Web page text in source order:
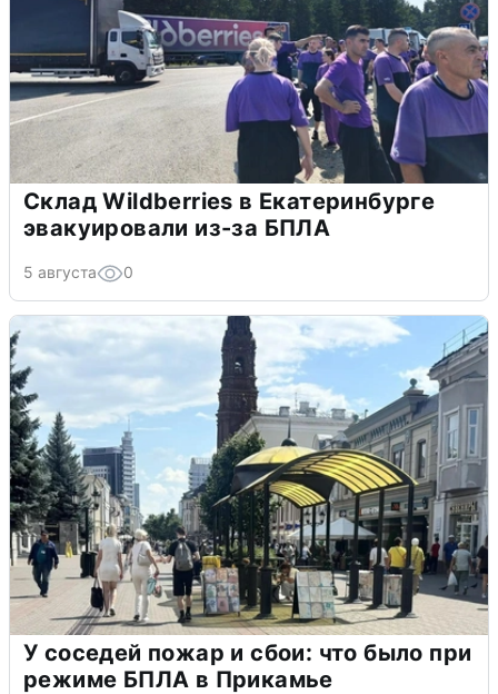
Склад Wildberries в Екатеринбурге
эвакуировали из-за БПЛА
5 августа 0
У соседей пожар и сбои: что было при
режиме БПЛА в Прикамье